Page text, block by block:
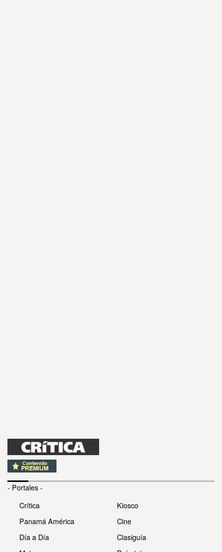
- Portales -
Crítica
Panamá América
Día a Día
Kiosco
Cine
Clasiguía